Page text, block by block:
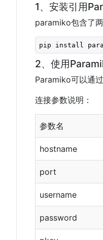
1、安装引用
paramiko包含了
pip install
2、使用
Paramiko可以通
连接参数说明：
参数名
hostname
port
username
password